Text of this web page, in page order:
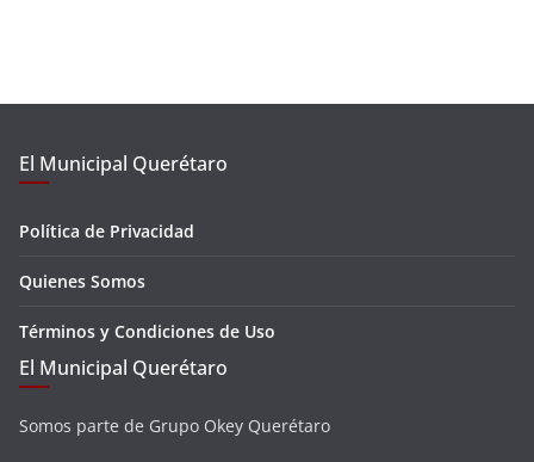
El Municipal Querétaro
Política de Privacidad
Quienes Somos
Términos y Condiciones de Uso
El Municipal Querétaro
Somos parte de Grupo Okey Querétaro